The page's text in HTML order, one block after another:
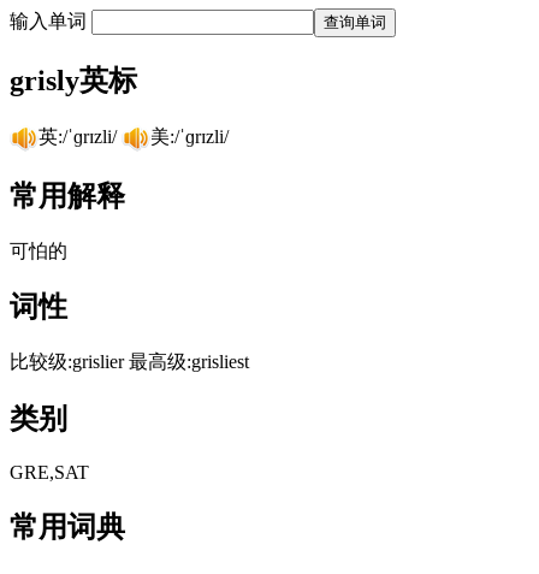
输入单词
grisly英标
英:/ˈɡrɪzli/ 美:/ˈɡrɪzli/
常用解释
可怕的
词性
比较级:grislier 最高级:grisliest
类别
GRE,SAT
常用词典